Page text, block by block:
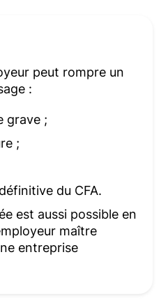
peut rompre un
:
grave ;
;
du CFA.
est aussi possible en
maître
entreprise